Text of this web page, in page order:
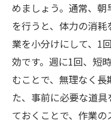
めましょう。通常、
を行うと、体力の消
業を小分けにして、1
効です。週に1回、短
むことで、無理なく
た、事前に必要な道
ておくことで、作業の